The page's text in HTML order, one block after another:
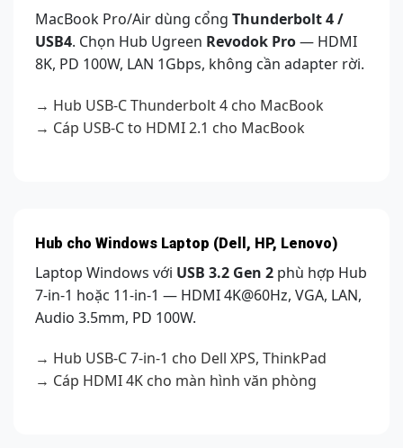
MacBook Pro/Air dùng cổng Thunderbolt 4 /
USB4. Chọn Hub Ugreen Revodok Pro— HDMI
8K, PD 100W, LAN 1Gbps, không cần adapter rời.
→ Hub USB-C Thunderbolt 4 cho MacBook
→ Cáp USB-C to HDMI 2.1 cho MacBook
Hub cho Windows Laptop (Dell, HP, Lenovo)
Laptop Windows với USB 3.2 Gen 2 phù hợp Hub
7-in-1 hoặc 11-in-1 — HDMI 4K@60Hz, VGA, LAN,
Audio 3.5mm, PD 100W.
→ Hub USB-C 7-in-1 cho Dell XPS, ThinkPad
→ Cáp HDMI 4K cho màn hình văn phòng